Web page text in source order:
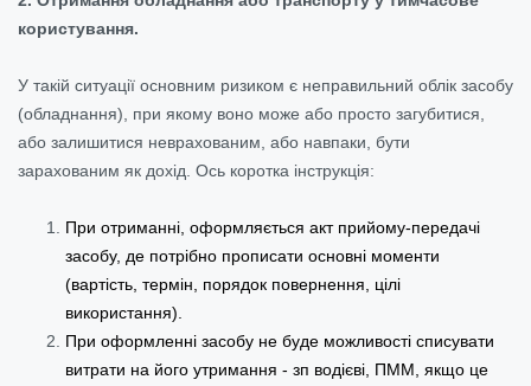
користування.
У такій ситуації основним ризиком є неправильний облік засобу
(обладнання), при якому воно може або просто загубитися,
або залишитися неврахованим, або навпаки, бути
зарахованим як дохід. Ось коротка інструкція:
При отриманні, оформляється акт прийому-передачі
засобу, де потрібно прописати основні моменти
(вартість, термін, порядок повернення, цілі
використання).
При оформленні засобу не буде можливості списувати
витрати на його утримання - зп водієві, ПММ, якщо це